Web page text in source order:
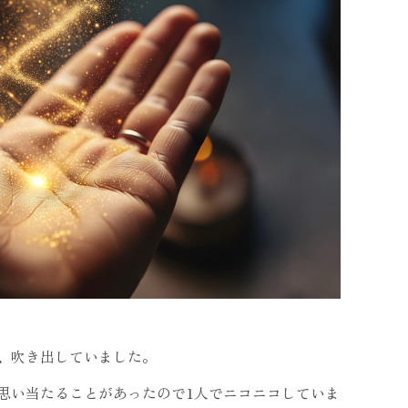
き出していました。
当たることがあったので1人でニコニコしていま